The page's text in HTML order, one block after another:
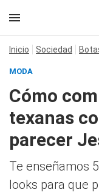
Inicio Sociedad
MODA
Cómo
texanas
parecer
Te enseñamos
looks para que